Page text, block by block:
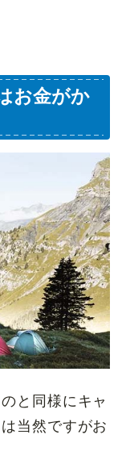
お金がか
と同様にキャ
当然ですがお